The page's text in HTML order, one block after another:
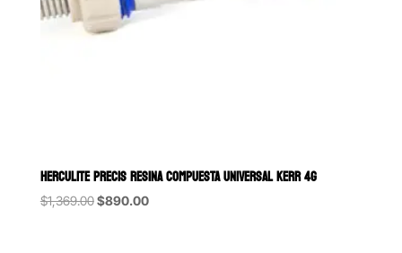
HERCULITE PRECIS RESINA COMPUESTA UNIVERSAL KERR 4G
$1,369.00Original
$890.00Current